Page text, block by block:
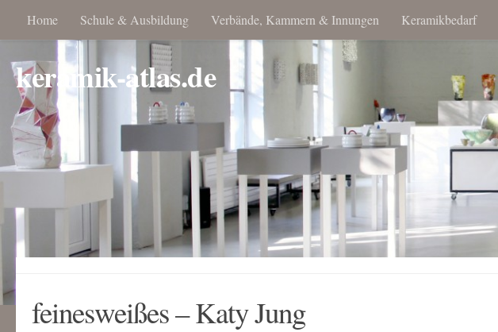
Home Schule & Ausbildung Verbände, Kammern & Innungen Keramikbedarf
keramik-atlas.de
feinesweißes – Katy Jung